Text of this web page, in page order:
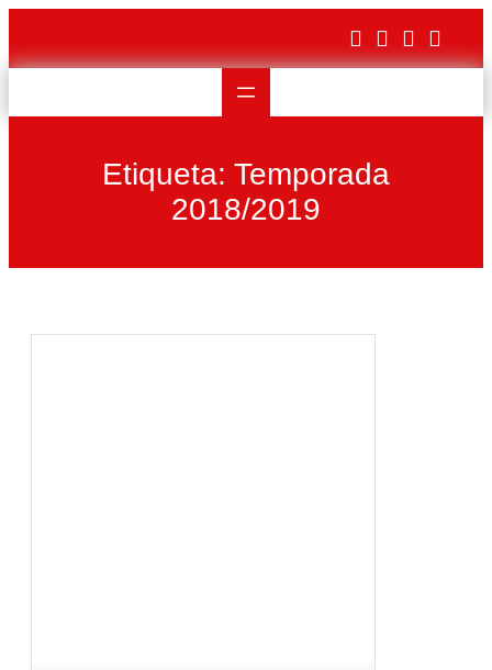
contenido
Etiqueta: Temporada
2018/2019